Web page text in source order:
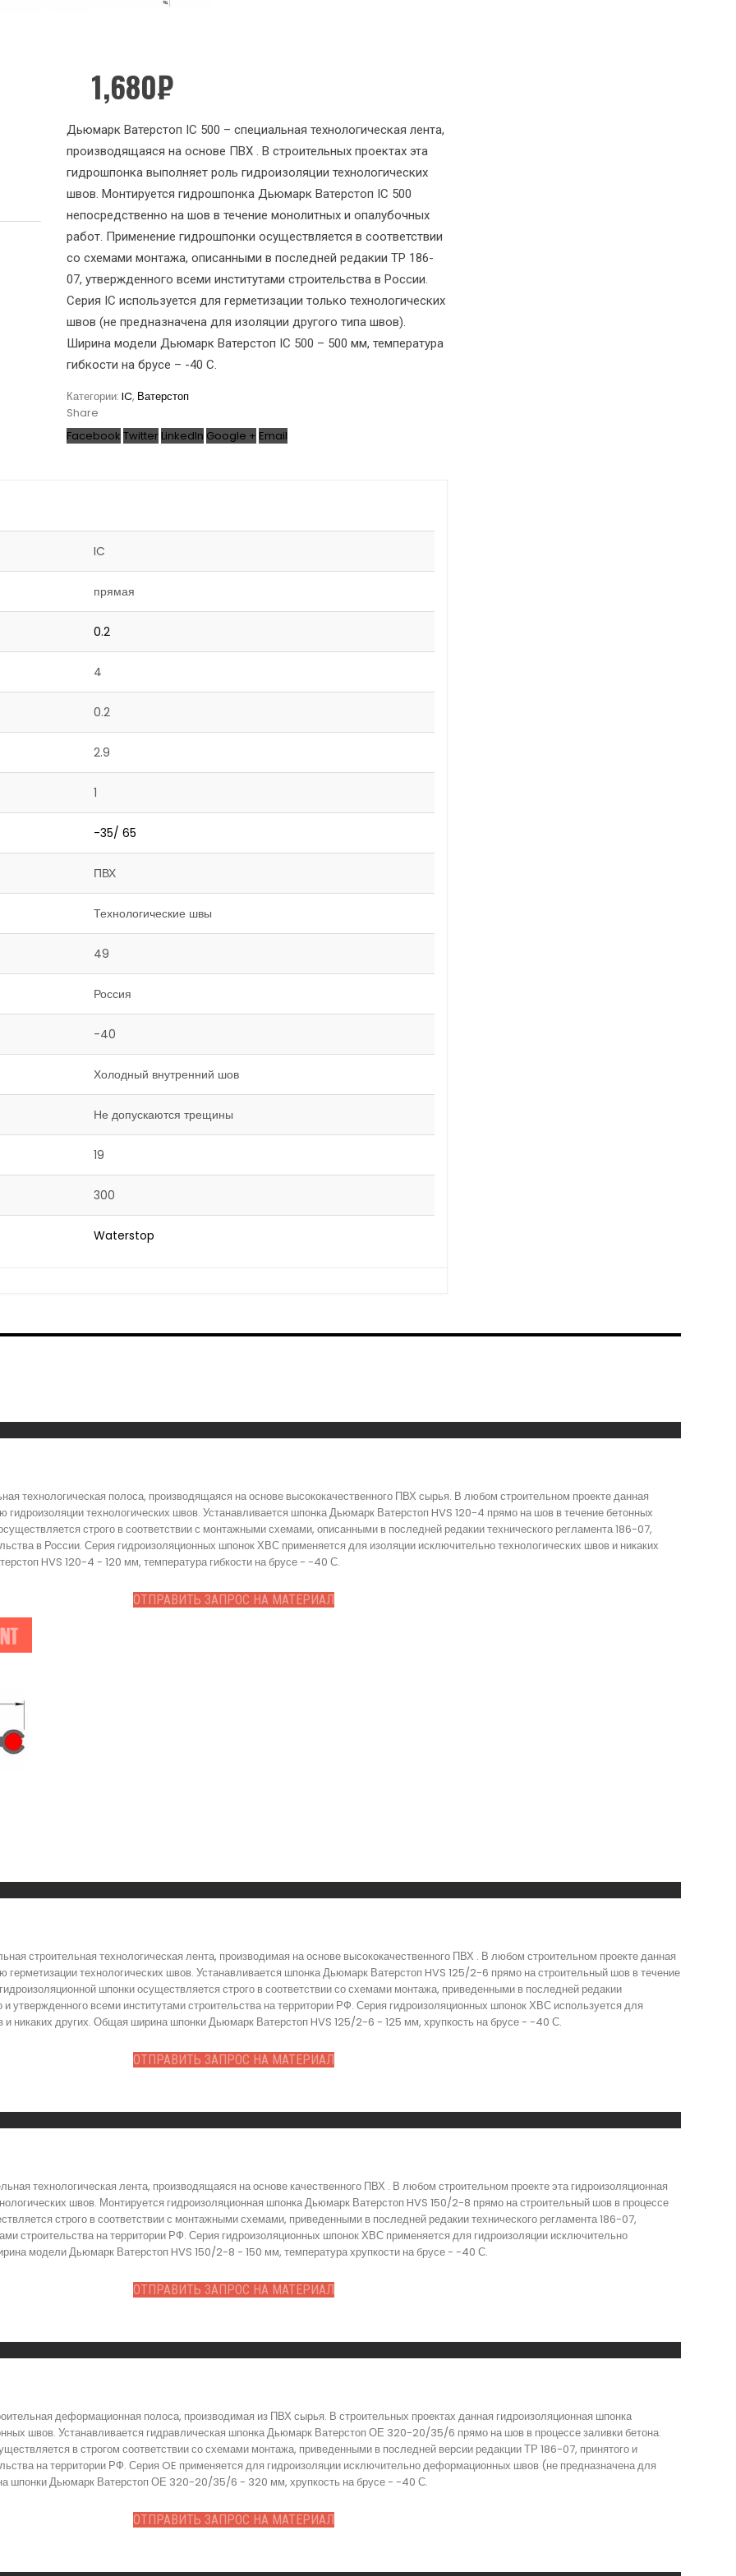
1,680₽
Дьюмарк Ватерстоп IC 500 – специальная технологическая лента,
производящаяся на основе ПВХ . В строительных проектах эта
гидрошпонка выполняет роль гидроизоляции технологических
швов. Монтируется гидрошпонка Дьюмарк Ватерстоп IC 500
непосредственно на шов в течение монолитных и опалубочных
работ. Применение гидрошпонки осуществляется в соответствии
со схемами монтажа, описанными в последней редакии ТР 186-
07, утвержденного всеми институтами строительства в России.
Серия IC используется для герметизации только технологических
швов (не предназначена для изоляции другого типа швов).
Ширина модели Дьюмарк Ватерстоп IC 500 – 500 мм, температура
гибкости на брусе – -40 С.
Категории: IC, Ватерстоп
Share
Facebook Twitter LinkedIn Google + Email
IC
прямая
0.2
4
0.2
2.9
1
-35/ 65
ПВХ
Технологические швы
49
Россия
-40
Холодный внутренний шов
Не допускаются трещины
19
300
Waterstop
технологическая полоса, производящаяся на основе высококачественного ПВХ сырья. В любом строительном проекте данная
гидроизоляции технологических швов. Устанавливается шпонка Дьюмарк Ватерстоп HVS 120-4 прямо на шов в течение бетонных
строго в соответствии с монтажными схемами, описанными в последней редакии технического регламента 186-07,
в России. Серия гидроизоляционных шпонок ХВС применяется для изоляции исключительно технологических швов и никаких
HVS 120-4 - 120 мм, температура гибкости на брусе - -40 С.
ОТПРАВИТЬ ЗАПРОС НА МАТЕРИАЛ
строительная технологическая лента, производимая на основе высококачественного ПВХ . В любом строительном проекте данная
герметизации технологических швов. Устанавливается шпонка Дьюмарк Ватерстоп HVS 125/2-6 прямо на строительный шов в течение
шпонки осуществляется строго в соответствии со схемами монтажа, приведенными в последней редакии
и утвержденного всеми институтами строительства на территории РФ. Серия гидроизоляционных шпонок ХВС используется для
и никаких других. Общая ширина шпонки Дьюмарк Ватерстоп HVS 125/2-6 - 125 мм, хрупкость на брусе - -40 С.
ОТПРАВИТЬ ЗАПРОС НА МАТЕРИАЛ
технологическая лента, производящаяся на основе качественного ПВХ . В любом строительном проекте эта гидроизоляционная
швов. Монтируется гидроизоляционная шпонка Дьюмарк Ватерстоп HVS 150/2-8 прямо на строительный шов в процессе
строго в соответствии с монтажными схемами, приведенными в последней редакии технического регламента 186-07,
строительства на территории РФ. Серия гидроизоляционных шпонок ХВС применяется для гидроизоляции исключительно
модели Дьюмарк Ватерстоп HVS 150/2-8 - 150 мм, температура хрупкости на брусе - -40 С.
ОТПРАВИТЬ ЗАПРОС НА МАТЕРИАЛ
деформационная полоса, производимая из ПВХ сырья. В строительных проектах данная гидроизоляционная шпонка
швов. Устанавливается гидравлическая шпонка Дьюмарк Ватерстоп ОЕ 320-20/35/6 прямо на шов в процессе заливки бетона.
в строгом соответствии со схемами монтажа, приведенными в последней версии редакции ТР 186-07, принятого и
на территории РФ. Серия OE применяется для гидроизоляции исключительно деформационных швов (не предназначена для
шпонки Дьюмарк Ватерстоп ОЕ 320-20/35/6 - 320 мм, хрупкость на брусе - -40 С.
ОТПРАВИТЬ ЗАПРОС НА МАТЕРИАЛ